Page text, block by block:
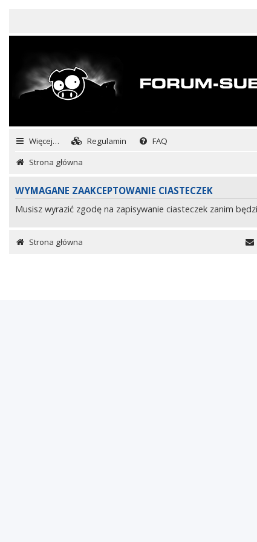
Więcej… Regulamin FAQ
Strona główna
WYMAGANE ZAAKCEPTOWANIE CIASTECZEK
Musisz wyrazić zgodę na zapisywanie ciasteczek zanim
Strona główna